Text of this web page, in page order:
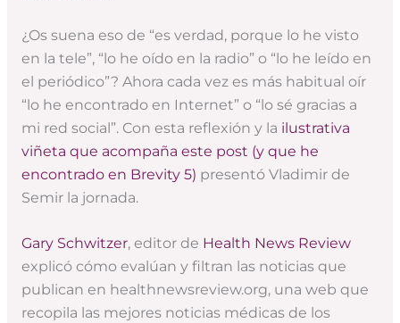
¿Os suena eso de “es verdad, porque lo he visto
en la tele”, “lo he oído en la radio” o “lo he leído en
el periódico”? Ahora cada vez es más habitual oír
“lo he encontrado en Internet” o “lo sé gracias a
mi red social”. Con esta reflexión y la ilustrativa
viñeta que acompaña este post (y que he
encontrado en Brevity 5) presentó Vladimir de
Semir la jornada.
Gary Schwitzer, editor de Health News Review
explicó cómo evalúan y filtran las noticias que
publican en healthnewsreview.org, una web que
recopila las mejores noticias médicas de los